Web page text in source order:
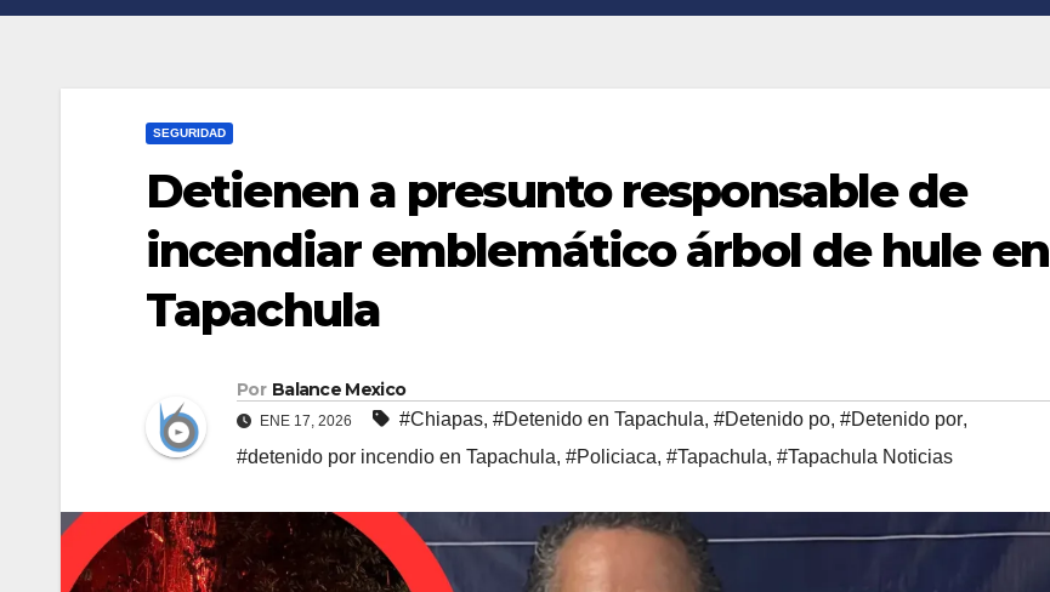
SEGURIDAD
Detienen a presunto responsable de
incendiar emblemático árbol de hule en
Tapachula
Por Balance Mexico
ENE 17, 2026 #Chiapas, #Detenido en Tapachula, #Detenido po, #Detenido por,
#detenido por incendio en Tapachula, #Policiaca, #Tapachula, #Tapachula Noticias